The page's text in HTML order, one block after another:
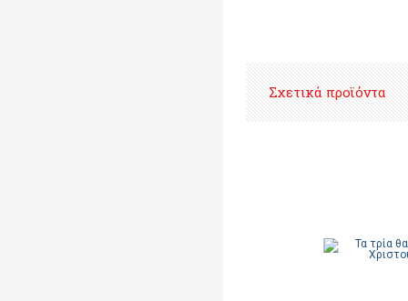
Σχετικά προϊόντα